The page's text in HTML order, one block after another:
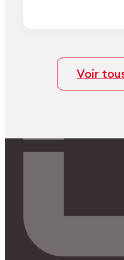
Voir